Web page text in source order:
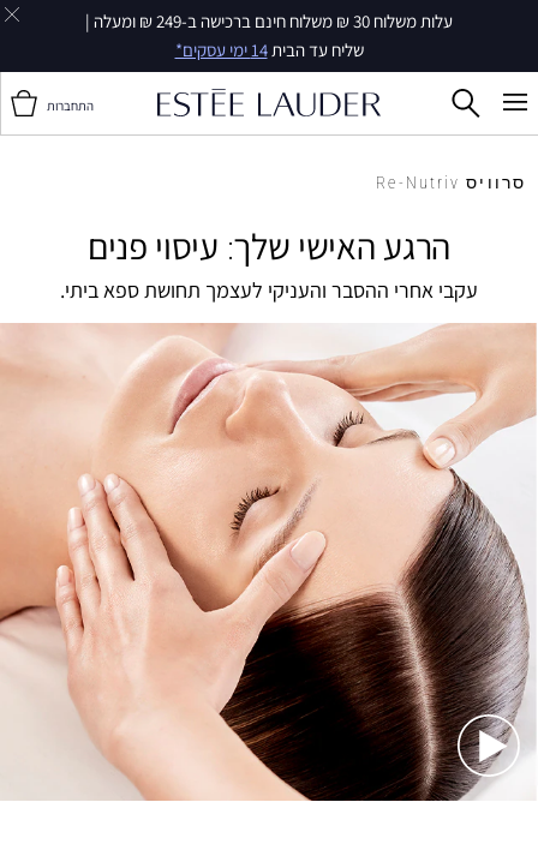
עלות משלוח 30 ₪ משלוח חינם ברכישה ב-249 ₪ ומעלה |
שליח עד הבית14 ימי עסקים*
התחברות
סרוויס Re-Nutriv
הרגע האישי שלך: עיסוי פנים
עקבי אחרי ההסבר והעניקי לעצמך תחושת ספא ביתי.